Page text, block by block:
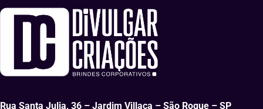
Rua Santa Julia, 36 – Jardim Villaça – São Roque – SP